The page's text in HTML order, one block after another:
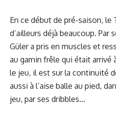
En ce début de pré-saison, le
d’ailleurs déjà beaucoup. Par
Güler a pris en muscles et
au gamin frêle qui était arrivé
le jeu, il est sur la continuité
aussi à l’aise balle au pied,
jeu, par ses dribbles…